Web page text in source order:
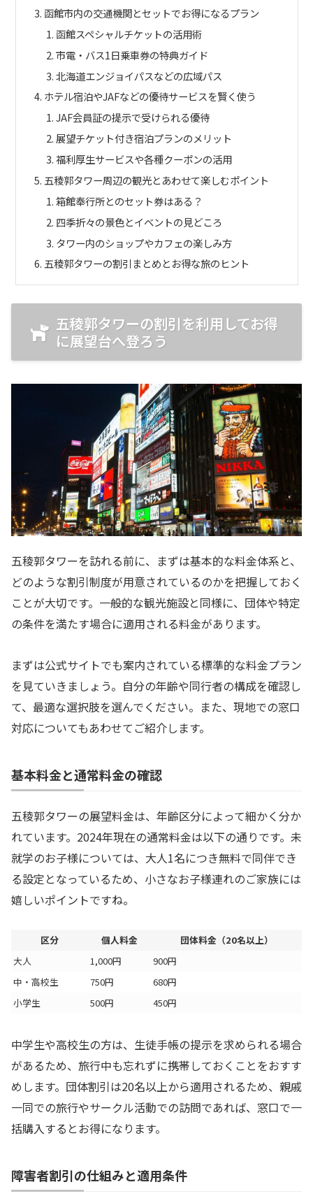
函館市内の交通機関とセットでお得になるプラン
函館スペシャルチケットの活用術
市電・バス1日乗車券の特典ガイド
北海道エンジョイパスなどの広域パス
ホテル宿泊やJAFなどの優待サービスを賢く使う
JAF会員証の提示で受けられる優待
展望チケット付き宿泊プランのメリット
福利厚生サービスや各種クーポンの活用
五稜郭タワー周辺の観光とあわせて楽しむポイント
箱館奉行所とのセット券はある？
四季折々の景色とイベントの見どころ
タワー内のショップやカフェの楽しみ方
五稜郭タワーの割引まとめとお得な旅のヒント
五稜郭タワーの割引を利用してお得
に展望台へ登ろう
五稜郭タワーを訪れる前に、まずは基本的な料金体系と、
どのような割引制度が用意されているのかを把握しておく
ことが大切です。一般的な観光施設と同様に、団体や特定
の条件を満たす場合に適用される料金があります。
まずは公式サイトでも案内されている標準的な料金プラン
を見ていきましょう。自分の年齢や同行者の構成を確認し
て、最適な選択肢を選んでください。また、現地での窓口
対応についてもあわせてご紹介します。
基本料金と通常料金の確認
五稜郭タワーの展望料金は、年齢区分によって細かく分か
れています。2024年現在の通常料金は以下の通りです。未
就学のお子様については、大人1名につき無料で同伴でき
る設定となっているため、小さなお子様連れのご家族には
嬉しいポイントですね。
区分 個人料金
団体料金（20名以上）
大人
1,000円
900円
中・高校生
750円
680円
小学生
500円 450円
中学生や高校生の方は、生徒手帳の提示を求められる場合
があるため、旅行中も忘れずに携帯しておくことをおすす
めします。団体割引は20名以上から適用されるため、親戚
一同での旅行やサークル活動での訪問であれば、窓口で一
括購入するとお得になります。
障害者割引の仕組みと適用条件